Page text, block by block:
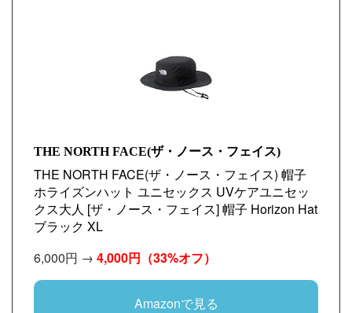
THE NORTH FACE(ザ・ノース・フェイス)
THE NORTH FACE(ザ・ノース・フェイス) 帽子
ホライズンハット ユニセックス UVケアユニセッ
クス大人 [ザ・ノース・フェイス] 帽子 Horizon Hat
ブラック XL
6,000円 → 4,000円 （33%オフ）
Amazonで見る